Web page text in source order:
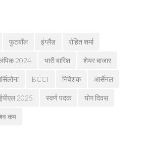
फुटबॉल इंग्लैंड रोहित शर्मा
2024 भारी बारिश शेयर बाजार
BCCI निवेशक आर्सेनल
2025 स्वर्ण पदक योग दिवस
कप